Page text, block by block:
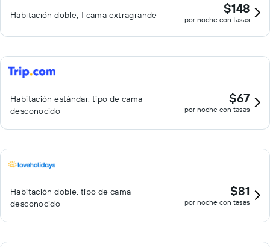
Habitación doble, 1 cama extragrande $148
por noche con tasas
Habitación estándar, tipo de cama
desconocido
$67
por noche con tasas
Habitación doble, tipo de cama
desconocido
$81
por noche con tasas